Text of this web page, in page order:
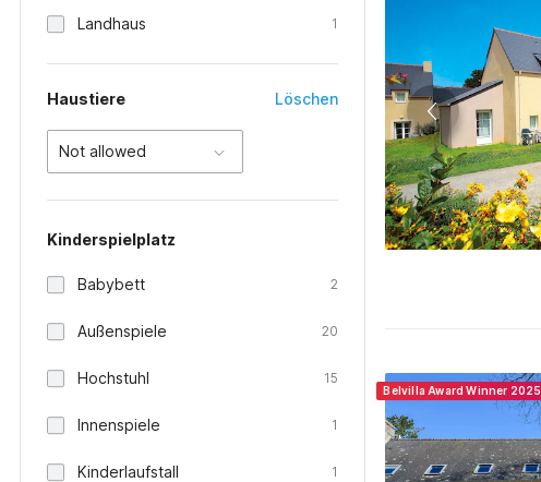
Landhaus 1
Haustiere Löschen
Not allowed
Kinderspielplatz
Babybett 2
Außenspiele 20
Hochstuhl 15
Innenspiele 1
Kinderlaufstall 1
Belvilla Award Winner 2025